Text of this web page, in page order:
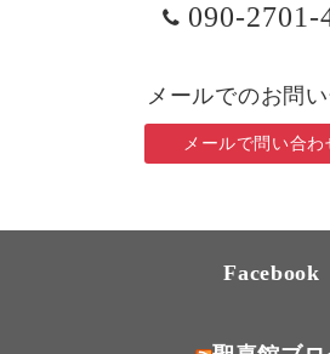
090-2701-
メールでのお問
メールで問い合わ
Facebook